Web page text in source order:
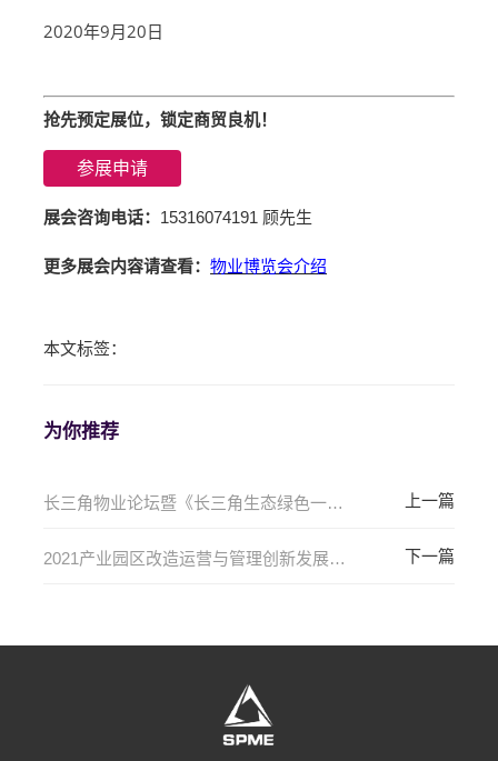
2020年9月20日
抢先预定展位，锁定商贸良机！
参展申请
展会咨询电话： 15316074191 顾先生
更多展会内容请查看：物业博览会介绍
本文标签：
为你推荐
长三角物业论坛暨《长三角生态绿色一体化发展示范区城镇公共区域物业管理服务规范》
2021产业园区改造运营与管理创新发展（二）